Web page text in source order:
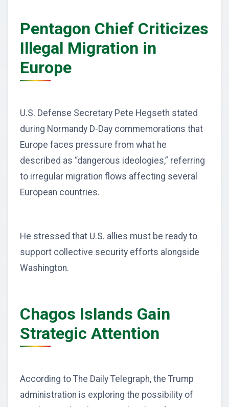
Pentagon Chief Criticizes
Illegal Migration in
Europe
U.S. Defense Secretary Pete Hegseth stated
during Normandy D-Day commemorations that
Europe faces pressure from what he
described as “dangerous ideologies,” referring
to irregular migration flows affecting several
European countries.
He stressed that U.S. allies must be ready to
support collective security efforts alongside
Washington.
Chagos Islands Gain
Strategic Attention
According to The Daily Telegraph, the Trump
administration is exploring the possibility of